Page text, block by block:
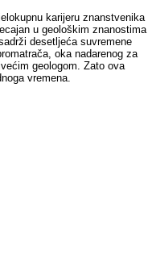
karijeru znanstvenika
u geološkim znanostima
desetljeća suvremene
oka nadarenog za
geologom. Zato ova
vremena.